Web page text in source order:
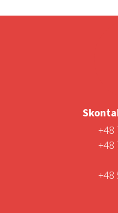
+48
+48
+48